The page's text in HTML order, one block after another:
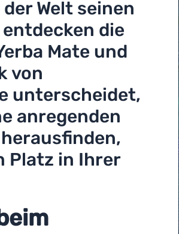
Welt seinen
die
Mate und
von
unterscheidet,
anregenden
Platz in Ihrer